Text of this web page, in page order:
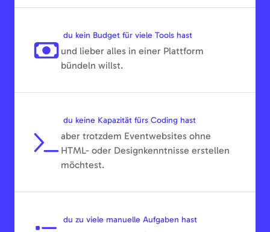
du kein Budget für viele Tools hast
und lieber alles in einer Plattform
bündeln willst.
du keine Kapazität fürs Coding hast
aber trotzdem Eventwebsites ohne
HTML- oder Designkenntnisse erstellen
möchtest.
du zu viele manuelle Aufgaben hast